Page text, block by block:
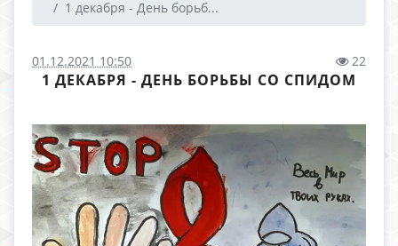
1 декабря - День борьб...
01.12.2021 10:50 22
1 ДЕКАБРЯ - ДЕНЬ БОРЬБЫ СО СПИДОМ